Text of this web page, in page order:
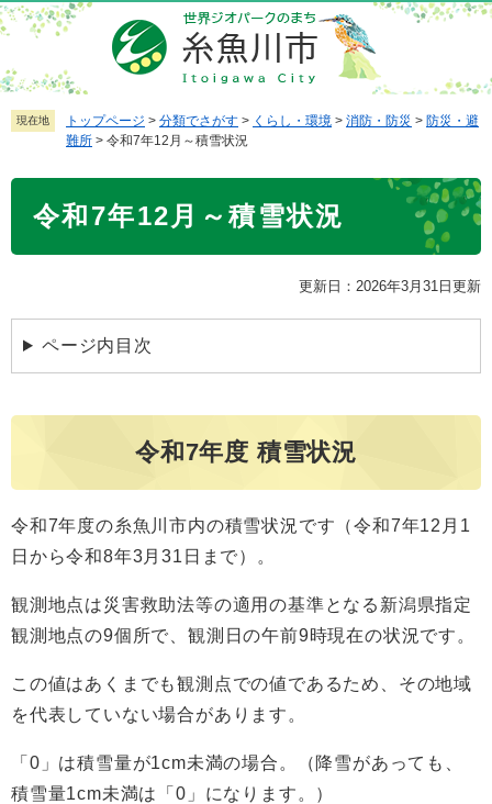
ペ
ー
ジ
の
先
メ
ニ
ュ
ー
を
本
現在地 トップページ > 分類でさがす > くらし・環境 > 消防・防災 > 防災・避
難所 > 令和7年12月～積雪状況
令和7年12月～積雪状況
更新日：2026年3月31日更新
ページ内目次
令和7年度 積雪状況
令和7年度の糸魚川市内の積雪状況です（令和7年12月1
日から令和8年3月31日まで）。
観測地点は災害救助法等の適用の基準となる新潟県指定
観測地点の9個所で、観測日の午前9時現在の状況です。
この値はあくまでも観測点での値であるため、その地域
を代表していない場合があります。
「0」は積雪量が1cm未満の場合。（降雪があっても、
積雪量1cm未満は「0」になります。）